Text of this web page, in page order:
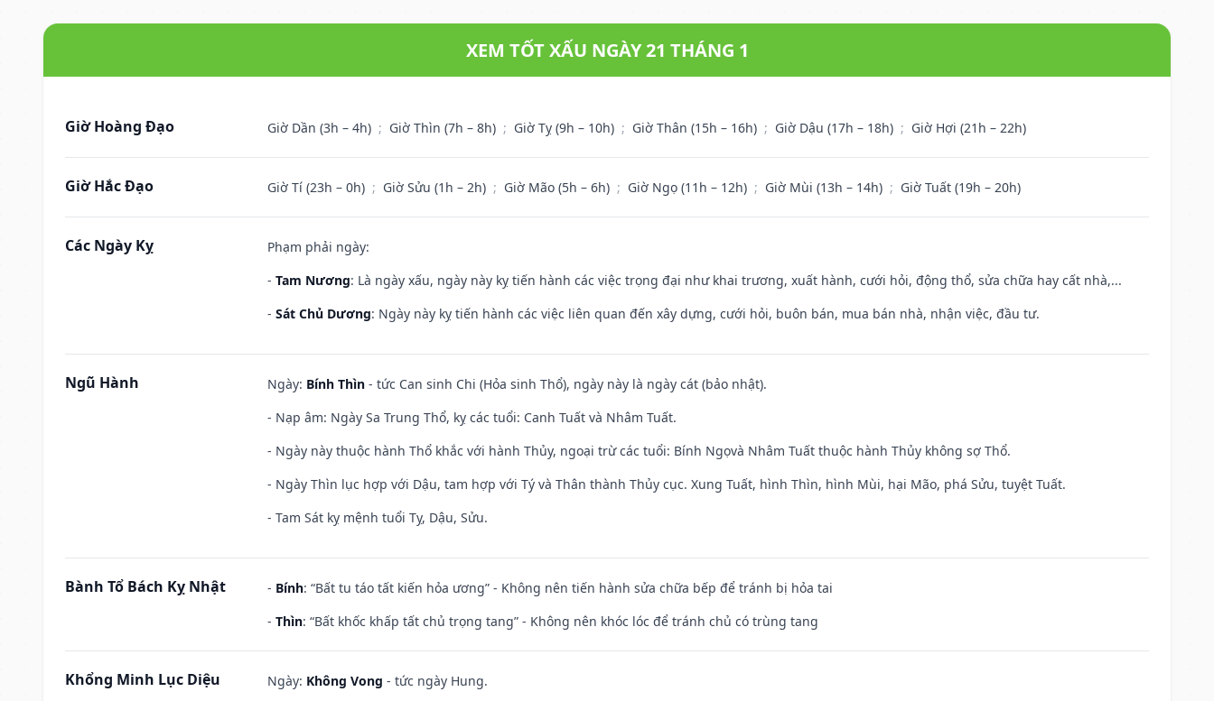
XEM TỐT XẤU NGÀY 21 THÁNG 1
Giờ Hoàng Đạo Giờ Dần (3h – 4h) ; Giờ Thìn (7h – 8h) ; Giờ Tỵ (9h – 10h) ; Giờ Thân (15h – 16h) ; Giờ Dậu (17h – 18h) ; Giờ Hợi (21h – 22h)
Giờ Hắc Đạo Giờ Tí (23h – 0h) ; Giờ Sửu (1h – 2h) ; Giờ Mão (5h – 6h) ; Giờ Ngọ (11h – 12h) ; Giờ Mùi (13h – 14h) ; Giờ Tuất (19h – 20h)
Các Ngày Kỵ
Phạm phải ngày:
- Tam Nương: Là ngày xấu, ngày này kỵ tiến hành các việc trọng đại như khai trương, xuất hành, cưới hỏi, động thổ, sửa chữa hay cất nhà,...
- Sát Chủ Dương: Ngày này kỵ tiến hành các việc liên quan đến xây dựng, cưới hỏi, buôn bán, mua bán nhà, nhận việc, đầu tư.
Ngũ Hành Ngày: Bính Thìn - tức Can sinh Chi (Hỏa sinh Thổ), ngày này là ngày cát (bảo nhật).
- Nạp âm: Ngày Sa Trung Thổ, kỵ các tuổi: Canh Tuất và Nhâm Tuất.
- Ngày này thuộc hành Thổ khắc với hành Thủy, ngoại trừ các tuổi: Bính Ngọvà Nhâm Tuất thuộc hành Thủy không sợ Thổ.
- Ngày Thìn lục hợp với Dậu, tam hợp với Tý và Thân thành Thủy cục. Xung Tuất, hình Thìn, hình Mùi, hại Mão, phá Sửu, tuyệt Tuất.
- Tam Sát kỵ mệnh tuổi Tỵ, Dậu, Sửu.
Bành Tổ Bách Kỵ Nhật - Bính: “Bất tu táo tất kiến hỏa ương” - Không nên tiến hành sửa chữa bếp để tránh bị hỏa tai
- Thìn: “Bất khốc khấp tất chủ trọng tang” - Không nên khóc lóc để tránh chủ có trùng tang
Khổng Minh Lục Diệu Ngày: Không Vong - tức ngày Hung.